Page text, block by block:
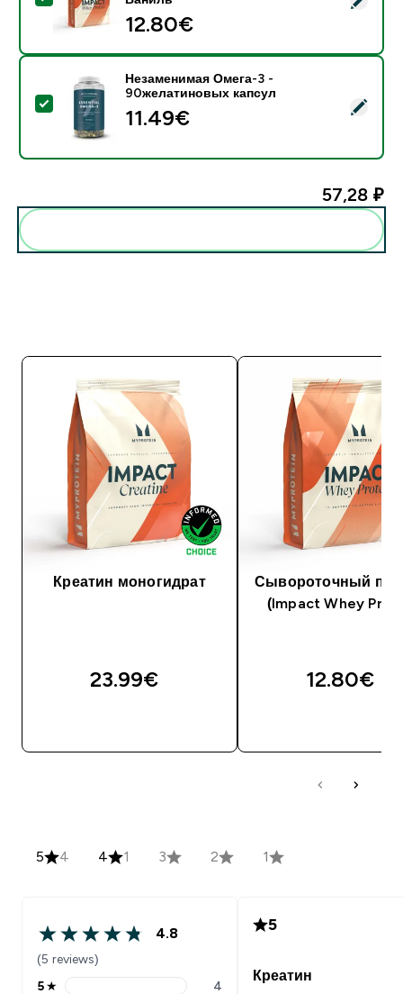
12.80€‎
- Незаменимая Омега-3 - 90желатиновых капсул
Незаменимая Омега-3 -
90желатиновых капсул
11.49€‎
57,28 ₽‎
Креатин моногидрат
23.99€‎
Сывороточный
(Impact Whey
12.80€‎
5 4 4 1 3 2 1
4.8
(5 reviews)
5★
4
5
Креатин